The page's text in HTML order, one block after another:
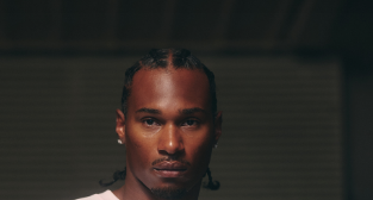
Croyez
J'Adore
T-